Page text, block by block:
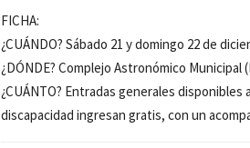
FICHA:
¿CUÁNDO? Sábado 21 y domingo 22 de
¿DÓNDE? Complejo Astronómico Municipal
¿CUÁNTO? Entradas generales disponibles
discapacidad ingresan gratis, con un